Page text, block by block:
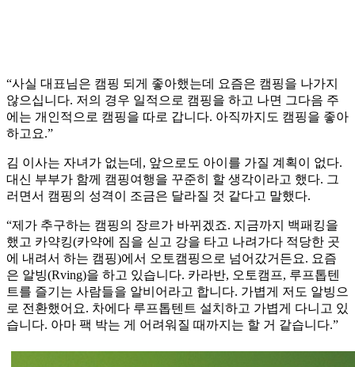
“사실 대표님은 캠핑 되게 좋아했는데 요즘은 캠핑을 나가지
않으십니다. 저의 경우 일적으로 캠핑을 하고 나면 그다음 주
에는 개인적으로 캠핑을 따로 갑니다. 아직까지도 캠핑을 좋아
하고요.”
김 이사는 자녀가 없는데, 앞으로도 아이를 가질 계획이 없다.
대신 부부가 함께 캠핑여행을 꾸준히 할 생각이라고 했다. 그
러면서 캠핑의 성격이 조금은 달라질 것 같다고 말했다.
“제가 추구하는 캠핑의 장르가 바뀌겠죠. 지금까지 백패킹을
했고 카약킹(카약에 짐을 싣고 강을 타고 나려가다 적당한 곳
에 내려서 하는 캠핑)에서 오토캠핑으로 넘어갔거든요. 요즘
은 알빙(Rving)을 하고 있습니다. 카라반, 오토캠프, 루프톱텐
트를 즐기는 사람들을 알비어라고 합니다. 가볍게 저도 알빙으
로 전환했어요. 차에다 루프톱텐트 설치하고 가볍게 다니고 있
습니다. 아마 팩 박는 게 어려워질 때까지는 할 거 같습니다.”